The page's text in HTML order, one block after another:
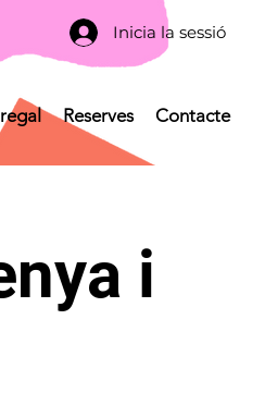
Reserves Contacte
Inicia la sessió
i